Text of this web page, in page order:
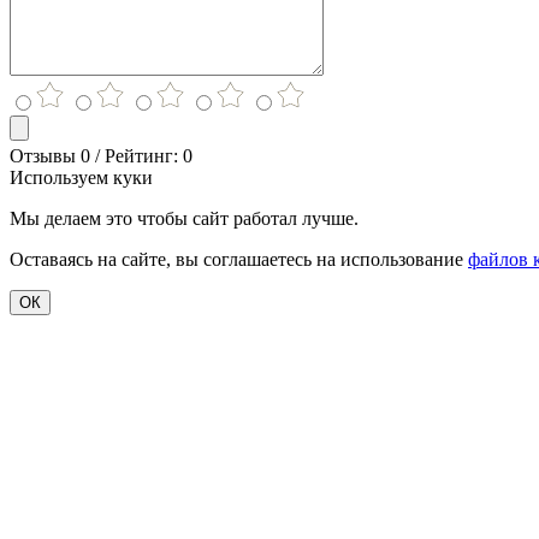
Отзывы 0 / Рейтинг: 0
Используем куки
Мы делаем это чтобы сайт работал лучше.
Оставаясь на сайте, вы соглашаетесь на использование файлов
ОК